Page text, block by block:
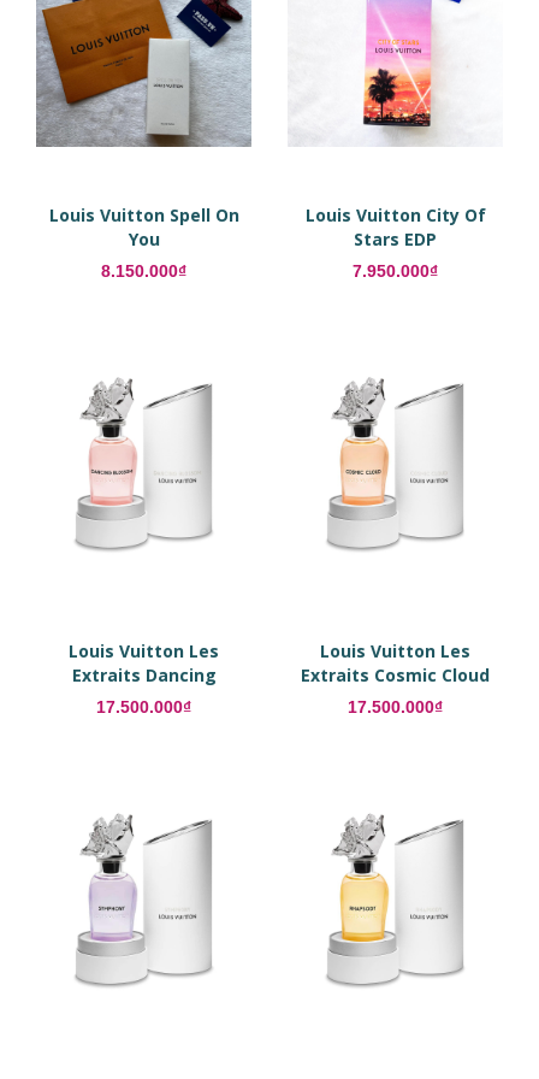
Louis Vuitton Spell On
You
8.150.000₫
Louis Vuitton City Of
Stars EDP
7.950.000₫
Louis Vuitton Les
Extraits Dancing
Blossom
17.500.000₫
Louis Vuitton Les
Extraits Cosmic Cloud
17.500.000₫